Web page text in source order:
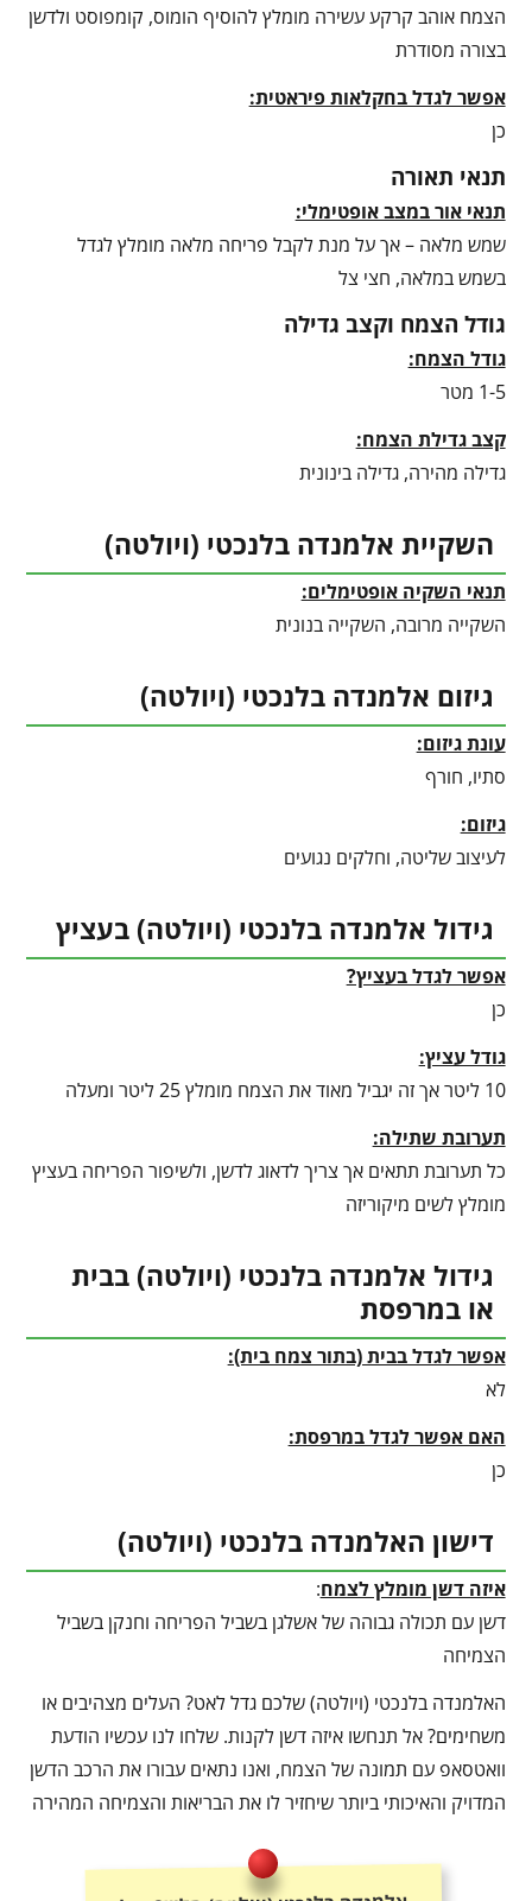
הצמח אוהב קרקע עשירה מומלץ להוסיף הומוס, קומפוסט ולדשן
בצורה מסודרת
אפשר לגדל בחקלאות פיראטית:
כן
תנאי תאורה
תנאי אור במצב אופטימלי:
שמש מלאה – אך על מנת לקבל פריחה מלאה מומלץ לגדל
בשמש במלאה, חצי צל
גודל הצמח וקצב גדילה
גודל הצמח:
1-5 מטר
קצב גדילת הצמח:
גדילה מהירה, גדילה בינונית
השקיית אלמנדה בלנכטי (ויולטה)
תנאי השקיה אופטימלים:
השקייה מרובה, השקייה בנונית
גיזום אלמנדה בלנכטי (ויולטה)
עונת גיזום:
סתיו, חורף
גיזום:
לעיצוב שליטה, וחלקים נגועים
גידול אלמנדה בלנכטי (ויולטה) בעציץ
אפשר לגדל בעציץ?
כן
גודל עציץ:
10 ליטר אך זה יגביל מאוד את הצמח מומלץ 25 ליטר ומעלה
תערובת שתילה:
כל תערובת תתאים אך צריך לדאוג לדשן, ולשיפור הפריחה בעציץ
מומלץ לשים מיקוריזה
גידול אלמנדה בלנכטי (ויולטה) בבית
או במרפסת
אפשר לגדל בבית (בתור צמח בית):
לא
האם אפשר לגדל במרפסת:
כן
דישון האלמנדה בלנכטי (ויולטה)
איזה דשן מומלץ לצמח:
דשן עם תכולה גבוהה של אשלגן בשביל הפריחה וחנקן בשביל
הצמיחה
האלמנדה בלנכטי (ויולטה) שלכם גדל לאט? העלים מצהיבים או
משחימים? אל תנחשו איזה דשן לקנות. שלחו לנו עכשיו הודעת
וואטסאפ עם תמונה של הצמח, ואנו נתאים עבורו את הרכב הדשן
המדויק והאיכותי ביותר שיחזיר לו את הבריאות והצמיחה המהירה